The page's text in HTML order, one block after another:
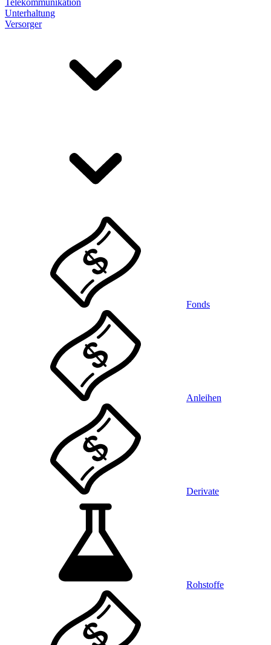
Telekommunikation
Unterhaltung
Versorger
Fonds
Anleihen
Derivate
Rohstoffe